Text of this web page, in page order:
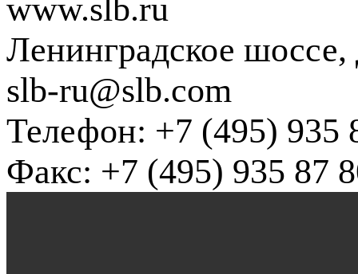
www.slb.ru
Ленинградское
slb-ru@slb.com
Телефон: +7 (495) 935
Факс: +7 (495) 935 87